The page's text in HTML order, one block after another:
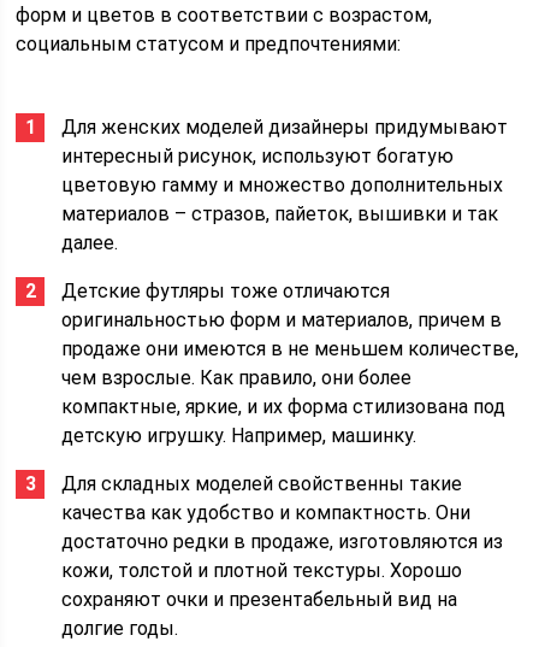
форм и цветов в соответствии с возрастом,
социальным статусом и предпочтениями:
Для женских моделей дизайнеры придумывают
интересный рисунок, используют богатую
цветовую гамму и множество дополнительных
материалов – стразов, пайеток, вышивки и так
далее.
Детские футляры тоже отличаются
оригинальностью форм и материалов, причем в
продаже они имеются в не меньшем количестве,
чем взрослые. Как правило, они более
компактные, яркие, и их форма стилизована под
детскую игрушку. Например, машинку.
Для складных моделей свойственны такие
качества как удобство и компактность. Они
достаточно редки в продаже, изготовляются из
кожи, толстой и плотной текстуры. Хорошо
сохраняют очки и презентабельный вид на
долгие годы.